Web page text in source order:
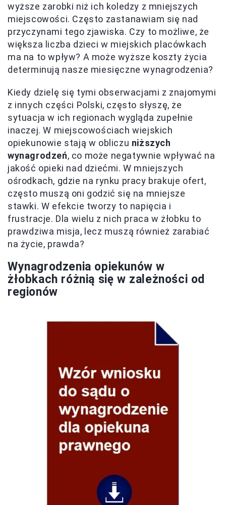
wyższe zarobki niż ich koledzy z mniejszych
miejscowości. Często zastanawiam się nad
przyczynami tego zjawiska. Czy to możliwe, że
większa liczba dzieci w miejskich placówkach
ma na to wpływ? A może wyższe koszty życia
determinują nasze miesięczne wynagrodzenia?
Kiedy dzielę się tymi obserwacjami z znajomymi
z innych części Polski, często słyszę, że
sytuacja w ich regionach wygląda zupełnie
inaczej. W miejscowościach wiejskich
opiekunowie stają w obliczu niższych
wynagrodzeń, co może negatywnie wpływać na
jakość opieki nad dziećmi. W mniejszych
ośrodkach, gdzie na rynku pracy brakuje ofert,
często muszą oni godzić się na mniejsze
stawki. W efekcie tworzy to napięcia i
frustracje. Dla wielu z nich praca w żłobku to
prawdziwa misja, lecz muszą również zarabiać
na życie, prawda?
Wynagrodzenia opiekunów w
żłobkach różnią się w zależności od
regionów